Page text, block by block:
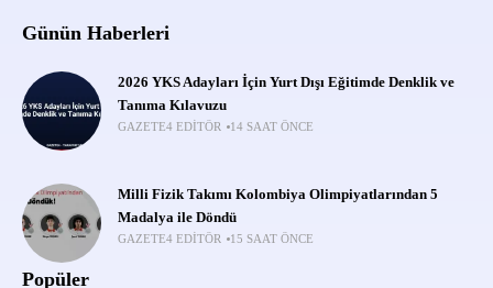
Günün Haberleri
2026 YKS Adayları İçin Yurt Dışı Eğitimde Denklik ve
Tanıma Kılavuzu
GAZETE4 EDITÖR 14 SAAT ÖNCE
Milli Fizik Takımı Kolombiya Olimpiyatlarından 5
Madalya ile Döndü
GAZETE4 EDITÖR 15 SAAT ÖNCE
Popüler